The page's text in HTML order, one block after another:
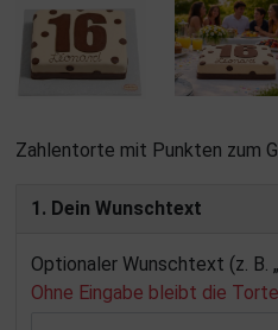
Zahlentorte mit Punkten zum
1. Dein Wunschtext
Optionaler Wunschtext (z. B.
Ohne Eingabe bleibt die